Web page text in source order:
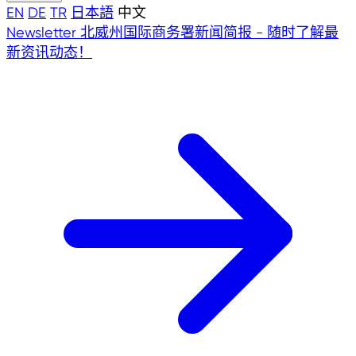
EN DE TR 日本語 中文
Newsletter 北威州国际商务署新闻简报 - 随时了解最
新资讯动态！